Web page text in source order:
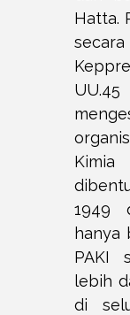
Hatta.
1949
hanya
PAKI
lebih
di